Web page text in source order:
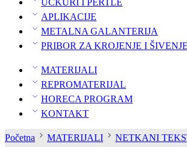
UČKURI I PERTLE
APLIKACIJE
METALNA GALANTERIJA
PRIBOR ZA KROJENJE I ŠIVENJE
MATERIJALI
REPROMATERIJAL
HORECA PROGRAM
KONTAKT
Početna MATERIJALI NETKANI